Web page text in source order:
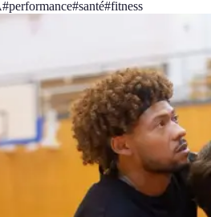
#performance#santé#fitness